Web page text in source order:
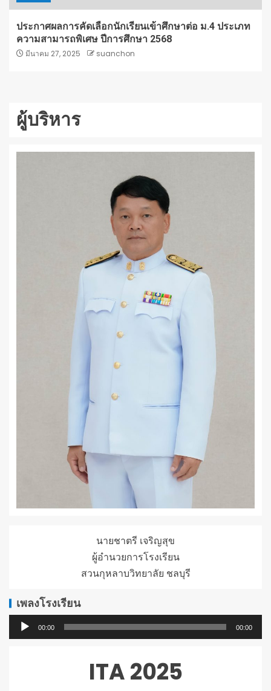
ประกาศผลการคัดเลือกนักเรียนเข้าศึกษาต่อ ม.4 ประเภท
ความสามารถพิเศษ ปีการศึกษา 2568
มีนาคม 27, 2025 suanchon
ผู้บริหาร
นายชาตรี เจริญสุข
ผู้อำนวยการโรงเรียน
สวนกุหลาบวิทยาลัย ชลบุรี
เพลงโรงเรียน
ตัว
00:00 00:00
ITA 2025